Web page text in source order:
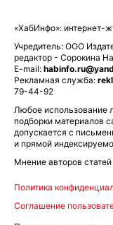
«ХабИнфо»: интернет-
Учредитель: ООО
редактор - Сорокина
E-mail:
Рекламная служба:
79-44-92
Любое использование
подборки материалов
допускается с
и прямой
Мнение авторов
Политика
Соглашение